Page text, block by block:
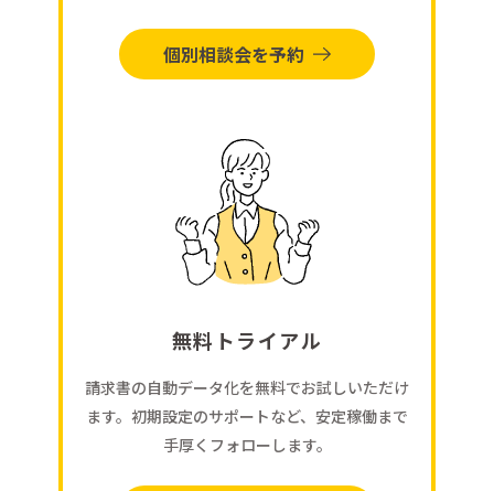
個別相談会を予約
無料トライアル
請求書の自動データ化を無料でお試しいただけ
ます。初期設定のサポートなど、安定稼働まで
手厚くフォローします。